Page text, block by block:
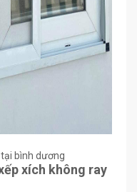
bình dương
xích không ray